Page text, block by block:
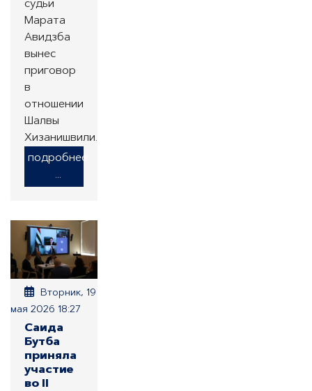
судьи
Марата
Авидзба
вынес
приговор
в
отношении
Шалвы
Хизанишвили.
подробнее
...
Вторник, 19
мая 2026 18:27
Саида
Бутба
приняла
участие
во II